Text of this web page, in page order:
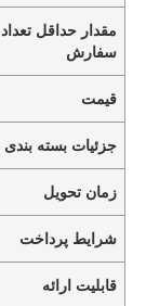
مقدار حداقل تعداد
سفارش
قیمت
جزئیات بسته بندی
زمان تحویل
شرایط پرداخت
قابلیت ارائه